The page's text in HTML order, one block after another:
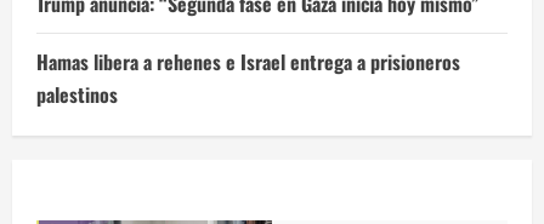
Hamas libera a rehenes e Israel entrega a prisioneros
palestinos